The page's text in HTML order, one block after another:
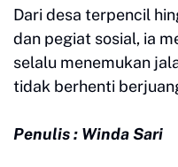
Dari desa terpencil
dan pegiat sosial, ia
selalu menemukan
tidak berhenti
Penulis : Winda Sari